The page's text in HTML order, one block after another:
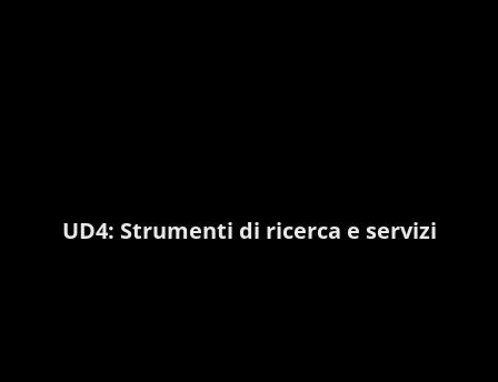
UD4: Strumenti di ricerca e servizi